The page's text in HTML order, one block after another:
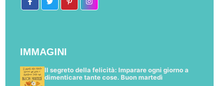
IMMAGINI
Il segreto della felicità: Imparare ogni giorno a
dimenticare tante cose. Buon martedì